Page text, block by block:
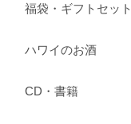
福袋・ギフトセット
ハワイのお酒
CD・書籍